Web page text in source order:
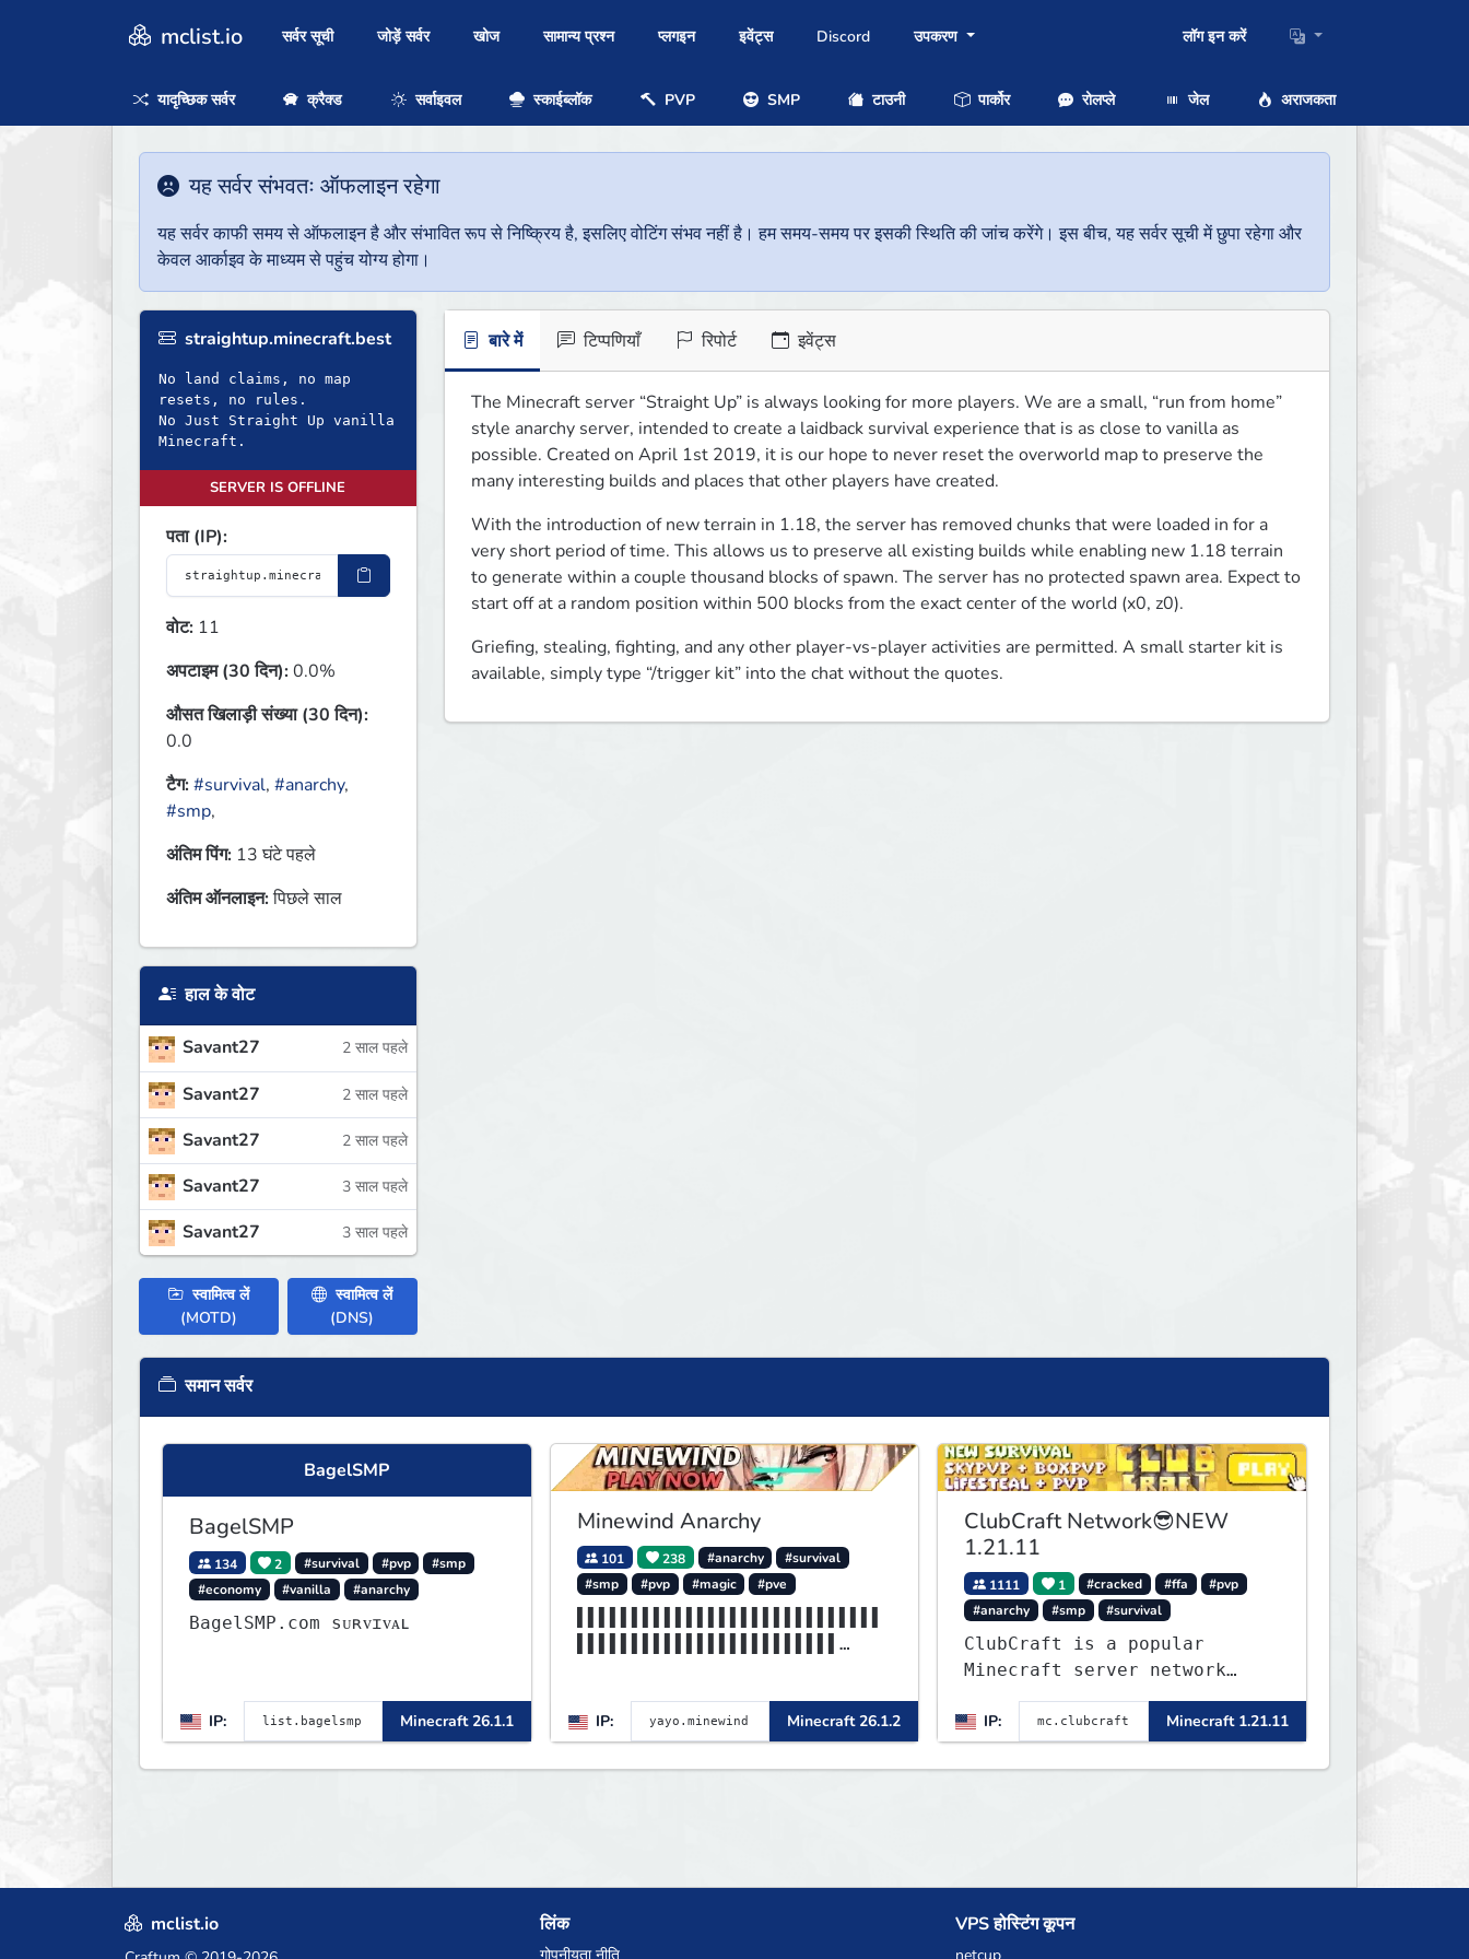
mclist.io सर्वर सूची जोड़ें सर्वर खोज सामान्य प्रश्न प्लगइन इवेंट्स Discord उपकरण लॉग इन करें
यादृच्छिक सर्वर क्रैक्ड सर्वाइवल स्काईब्लॉक PVP SMP टाउनी पार्कोर रोलप्ले जेल अराजकता
यह सर्वर संभवतः ऑफलाइन रहेगा
यह सर्वर काफी समय से ऑफलाइन है और संभावित रूप से निष्क्रिय है, इसलिए वोटिंग संभव नहीं है। हम समय-समय पर इसकी स्थिति की जांच करेंगे। इस बीच, यह सर्वर सूची में छुपा रहेगा और
केवल आर्काइव के माध्यम से पहुंच योग्य होगा।
straightup.minecraft.best
No land claims, no map
resets, no rules.
No Just Straight Up vanilla
Minecraft.
SERVER IS OFFLINE
पता (IP):
वोट: 11
अपटाइम (30 दिन):0.0%
औसत खिलाड़ी संख्या (30 दिन):
0.0
टैग:#survival, #anarchy,
#smp,
अंतिम पिंग: 13 घंटे पहले
अंतिम ऑनलाइन:पिछले साल
हाल के वोट
Savant27 2 साल पहले
Savant27 2 साल पहले
Savant27 2 साल पहले
Savant27 3 साल पहले
Savant27 3 साल पहले
स्वामित्व लें
(MOTD)
स्वामित्व लें
(DNS)
बारे में टिप्पणियाँ रिपोर्ट इवेंट्स
The Minecraft server “Straight Up” is always looking for more players. We are a small, “run from home”
style anarchy server, intended to create a laidback survival experience that is as close to vanilla as
possible. Created on April 1st 2019, it is our hope to never reset the overworld map to preserve the
many interesting builds and places that other players have created.
With the introduction of new terrain in 1.18, the server has removed chunks that were loaded in for a
very short period of time. This allows us to preserve all existing builds while enabling new 1.18 terrain
to generate within a couple thousand blocks of spawn. The server has no protected spawn area. Expect to
start off at a random position within 500 blocks from the exact center of the world (x0, z0).
Griefing, stealing, fighting, and any other player-vs-player activities are permitted. A small starter kit is
available, simply type “/trigger kit” into the chat without the quotes.
समान सर्वर
BagelSMP
BagelSMP
134 2 #survival #pvp
#smp
#economy
#vanilla #anarchy
BagelSMP.com ѕᴜʀᴠɪᴠᴀʟ
IP: Minecraft 26.1.1
Minewind Anarchy
101 238 #anarchy
#survival
#smp
#pvp #magic #pve
▌▌▌▌▌▌▌▌▌▌▌▌▌▌▌MINEWIND▌
IP:
Minecraft 26.1.2
ClubCraft Network😎NEW
1.21.11
1111 1 #cracked #ffa
#pvp
#anarchy
#smp #survival
ClubCraft is a popular
Minecraft server network
offering a variety of game
modes, including Survival,
Lifesteal, FFA BoxPVP,
SkyBlock, KitPVP and many
IP: Minecraft 1.21.11
mclist.io लिंक VPS होस्टिंग कूपन